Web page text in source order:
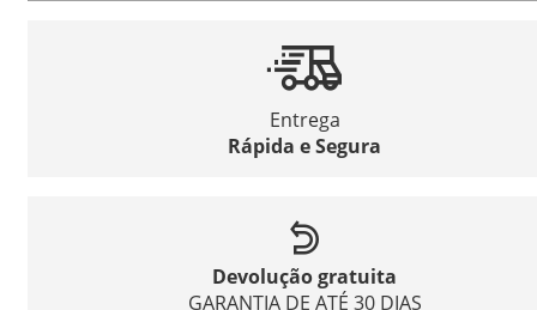
Entrega
Rápida e Segura
Devolução gratuita
GARANTIA DE ATÉ 30 DIAS